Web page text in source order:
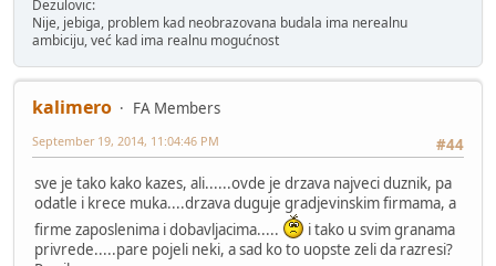
Dezulovic:
Nije, jebiga, problem kad neobrazovana budala ima nerealnu
ambiciju, već kad ima realnu mogućnost
kalimero
FA Members
#44
September 19, 2014, 11:04:46 PM
sve je tako kako kazes, ali......ovde je drzava najveci duznik, pa
odatle i krece muka....drzava duguje gradjevinskim firmama, a
firme zaposlenima i dobavljacima.....
i tako u svim granama
privrede.....pare pojeli neki, a sad ko to uopste zeli da razresi?